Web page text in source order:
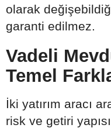
olarak
garanti edilmez.
Vadeli
Temel
İki yatırım aracı
risk ve getiri